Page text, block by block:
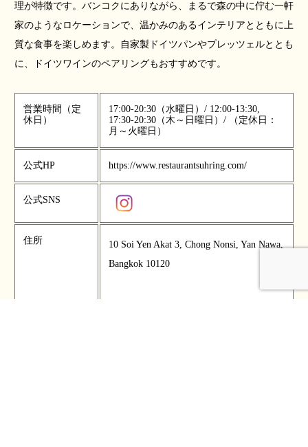
理が特徴です。バンコクにありながら、まるで森の中に佇む一軒
家のようなロケーションで、温かみのあるインテリアとともに上
質な食事を楽しめます。自家製ドイツパンやプレッツェルととも
に、ドイツワインのペアリングもおすすめです。
営業時間（定
休日）
17:00-20:30（水曜日）/ 12:00-13:30,
17:30-20:30（木～日曜日）/ （定休日：
月～火曜日）
公式HP https://www.restaurantsuhring.com/
公式SNS
住所
10 Soi Yen Akat 3, Chong Nonsi, Yan Nawa,
Bangkok 10120